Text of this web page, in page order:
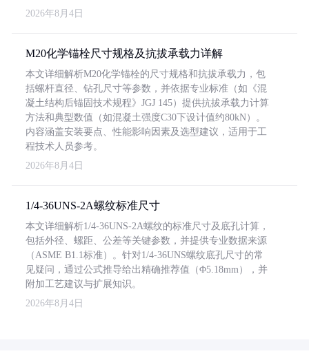
2026年8月4日
M20化学锚栓尺寸规格及抗拔承载力详解
本文详细解析M20化学锚栓的尺寸规格和抗拔承载力，包
括螺杆直径、钻孔尺寸等参数，并依据专业标准（如《混
凝土结构后锚固技术规程》JGJ 145）提供抗拔承载力计算
方法和典型数值（如混凝土强度C30下设计值约80kN）。
内容涵盖安装要点、性能影响因素及选型建议，适用于工
程技术人员参考。
2026年8月4日
1/4-36UNS-2A螺纹标准尺寸
本文详细解析1/4-36UNS-2A螺纹的标准尺寸及底孔计算，
包括外径、螺距、公差等关键参数，并提供专业数据来源
（ASME B1.1标准）。针对1/4-36UNS螺纹底孔尺寸的常
见疑问，通过公式推导给出精确推荐值（Φ5.18mm），并
附加工艺建议与扩展知识。
2026年8月4日